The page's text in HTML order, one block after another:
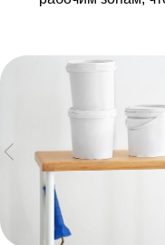
мы найдем
Я ознакомлен и согласен
конфиденциальности